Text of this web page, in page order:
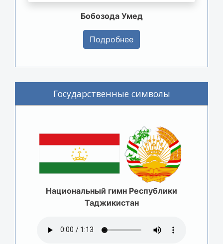
Бобозода Умед
Подробнее
Государственные символы
Национальный гимн Республики
Таджикистан